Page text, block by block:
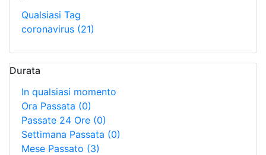
Qualsiasi Tag
coronavirus (21)
Durata
In qualsiasi momento
Ora Passata (0)
Passate 24 Ore (0)
Settimana Passata (0)
Mese Passato (3)